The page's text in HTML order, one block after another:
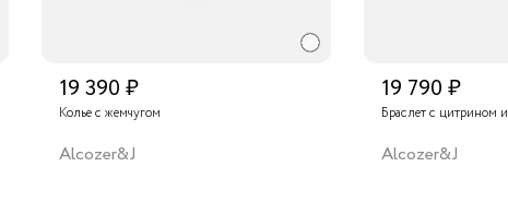
19 390 ₽
Колье с жемчугом
Alcozer&J
19 790 ₽
Браслет с цитрином
Alcozer&J